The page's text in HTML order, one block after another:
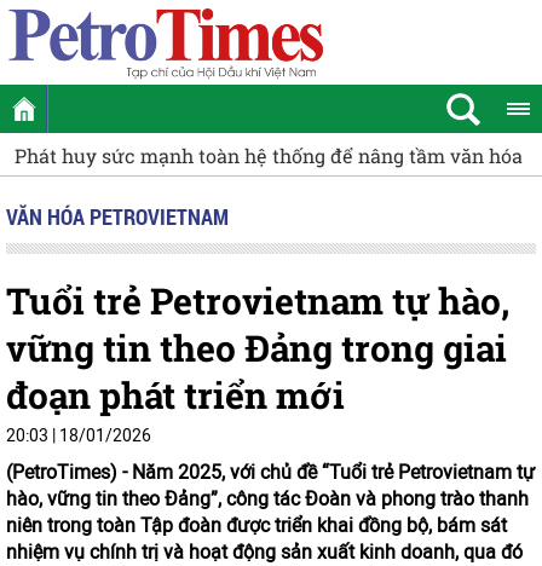
Phát huy sức mạnh toàn hệ thống để nâng tầm văn hóa
VĂN HÓA PETROVIETNAM
Tuổi trẻ Petrovietnam tự hào,
vững tin theo Đảng trong giai
đoạn phát triển mới
20:03 | 18/01/2026
(PetroTimes) - Năm 2025, với chủ đề “Tuổi trẻ Petrovietnam tự
hào, vững tin theo Đảng”, công tác Đoàn và phong trào thanh
niên trong toàn Tập đoàn được triển khai đồng bộ, bám sát
nhiệm vụ chính trị và hoạt động sản xuất kinh doanh, qua đó